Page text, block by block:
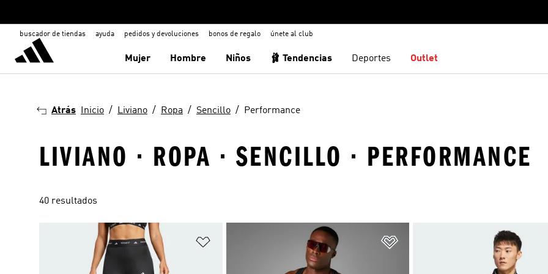
buscador de tiendas ayuda pedidos y devoluciones bonos de regalo únete al club
Mujer Hombre Niños 🩰 Tendencias Deportes Outlet
Atrás Inicio Liviano Ropa Sencillo Performance
LIVIANO · ROPA · SENCILLO · PERFORMANCE
40 resultados
Añadir a la lista de deseos Añadir a la lista de deseos